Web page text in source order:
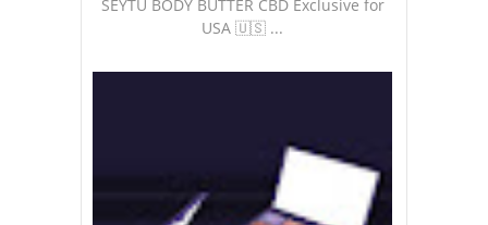
SEYTÚ BODY BUTTER CBD Exclusive for
USA 🇺🇸 ...